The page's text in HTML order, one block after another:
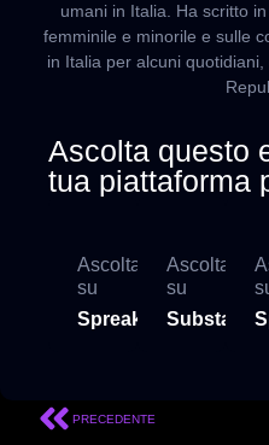
umani in Italia. Ha scritto
femminile e minorile e sulle
in Italia per alcuni
Ascolta questo
tua piattaforma
Ascolta
su
Spreaker
Ascolta
su
Substack
PRECEDENTE